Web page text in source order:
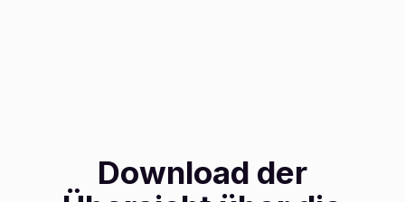
Download der